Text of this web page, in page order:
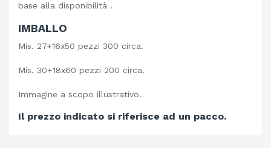
base alla disponibilità .
IMBALLO
Mis. 27+16x50 pezzi 300 circa.
Mis. 30+18x60 pezzi 200 circa.
Immagine a scopo illustrativo.
Il prezzo indicato si riferisce ad un pacco.